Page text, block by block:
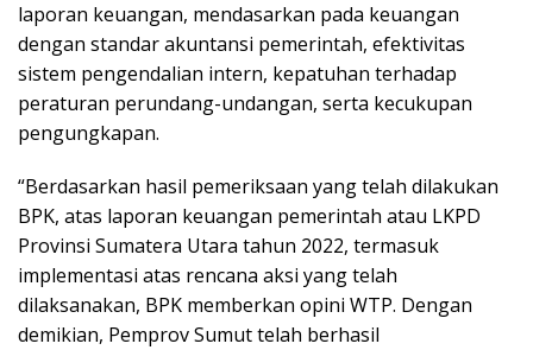
laporan keuangan, mendasarkan pada keuangan
dengan standar akuntansi pemerintah, efektivitas
sistem pengendalian intern, kepatuhan terhadap
peraturan perundang-undangan, serta kecukupan
pengungkapan.
“Berdasarkan hasil pemeriksaan yang telah dilakukan
BPK, atas laporan keuangan pemerintah atau LKPD
Provinsi Sumatera Utara tahun 2022, termasuk
implementasi atas rencana aksi yang telah
dilaksanakan, BPK memberkan opini WTP. Dengan
demikian, Pemprov Sumut telah berhasil